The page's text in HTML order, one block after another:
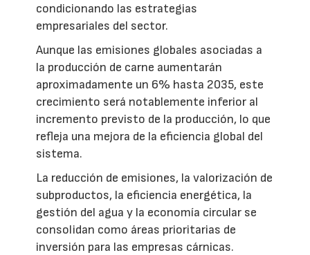
condicionando las estrategias
empresariales del sector.
Aunque las emisiones globales asociadas a
la producción de carne aumentarán
aproximadamente un 6% hasta 2035, este
crecimiento será notablemente inferior al
incremento previsto de la producción, lo que
refleja una mejora de la eficiencia global del
sistema.
La reducción de emisiones, la valorización de
subproductos, la eficiencia energética, la
gestión del agua y la economía circular se
consolidan como áreas prioritarias de
inversión para las empresas cárnicas.